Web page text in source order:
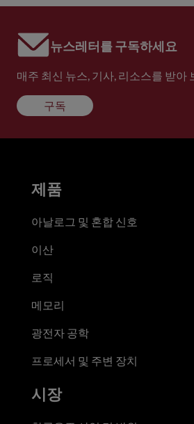
뉴스레터를 구독하세요
매주 최신 뉴스, 기사, 리소스를 받아
구독
제품
아날로그 및 혼합 신호
이산
로직
메모리
광전자 공학
프로세서 및 주변 장치
시장